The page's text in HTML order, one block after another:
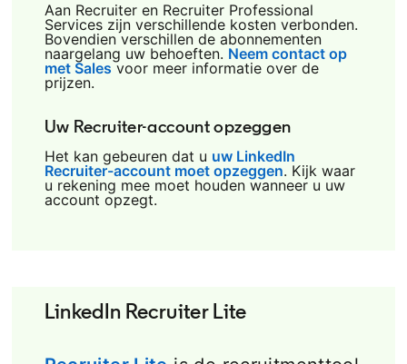
Aan Recruiter en Recruiter Professional
Services zijn verschillende kosten verbonden.
Bovendien verschillen de abonnementen
naargelang uw behoeften. Neem contact op
met Sales voor meer informatie over de
prijzen.
Uw Recruiter-account opzeggen
Het kan gebeuren dat u uw LinkedIn
Recruiter-account moet opzeggenopens in a new
. Kijk waar
u rekening mee moet houden wanneer u uw
account opzegt.
LinkedIn Recruiter Lite